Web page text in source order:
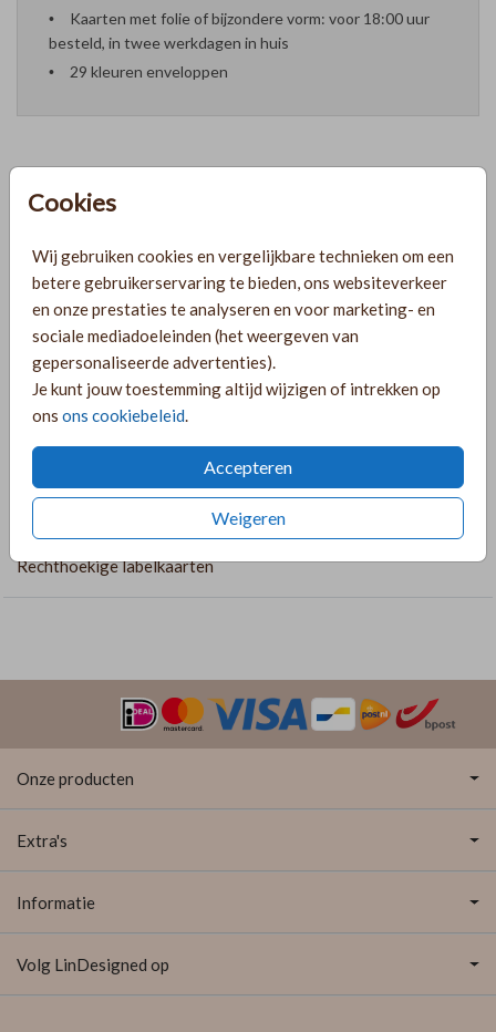
Cookies
Wij gebruiken cookies en vergelijkbare technieken om een
betere gebruikerservaring te bieden, ons websiteverkeer
en onze prestaties te analyseren en voor marketing- en
sociale mediadoeleinden (het weergeven van
gepersonaliseerde advertenties).
Je kunt jouw toestemming altijd wijzigen of intrekken op
ons ons cookiebeleid.
Accepteren
Weigeren
Kaarten met folie of bijzondere vorm: voor 18:00 uur
besteld, in twee werkdagen in huis
29 kleuren enveloppen
Formaten en prijzen
PRODUCTINFORMATIE
OMSCHRIJVING
Trouwkaart set in natuurlijke kleuren met een extra kaartje
met foto. Je kunt deze trouwkaart naar wens aanpassen in
de editor. De splitpennen kan je los via de shop bestellen
COLLECTIE
Rechthoekige labelkaarten
Onze producten
Extra's
Informatie
Volg LinDesigned op